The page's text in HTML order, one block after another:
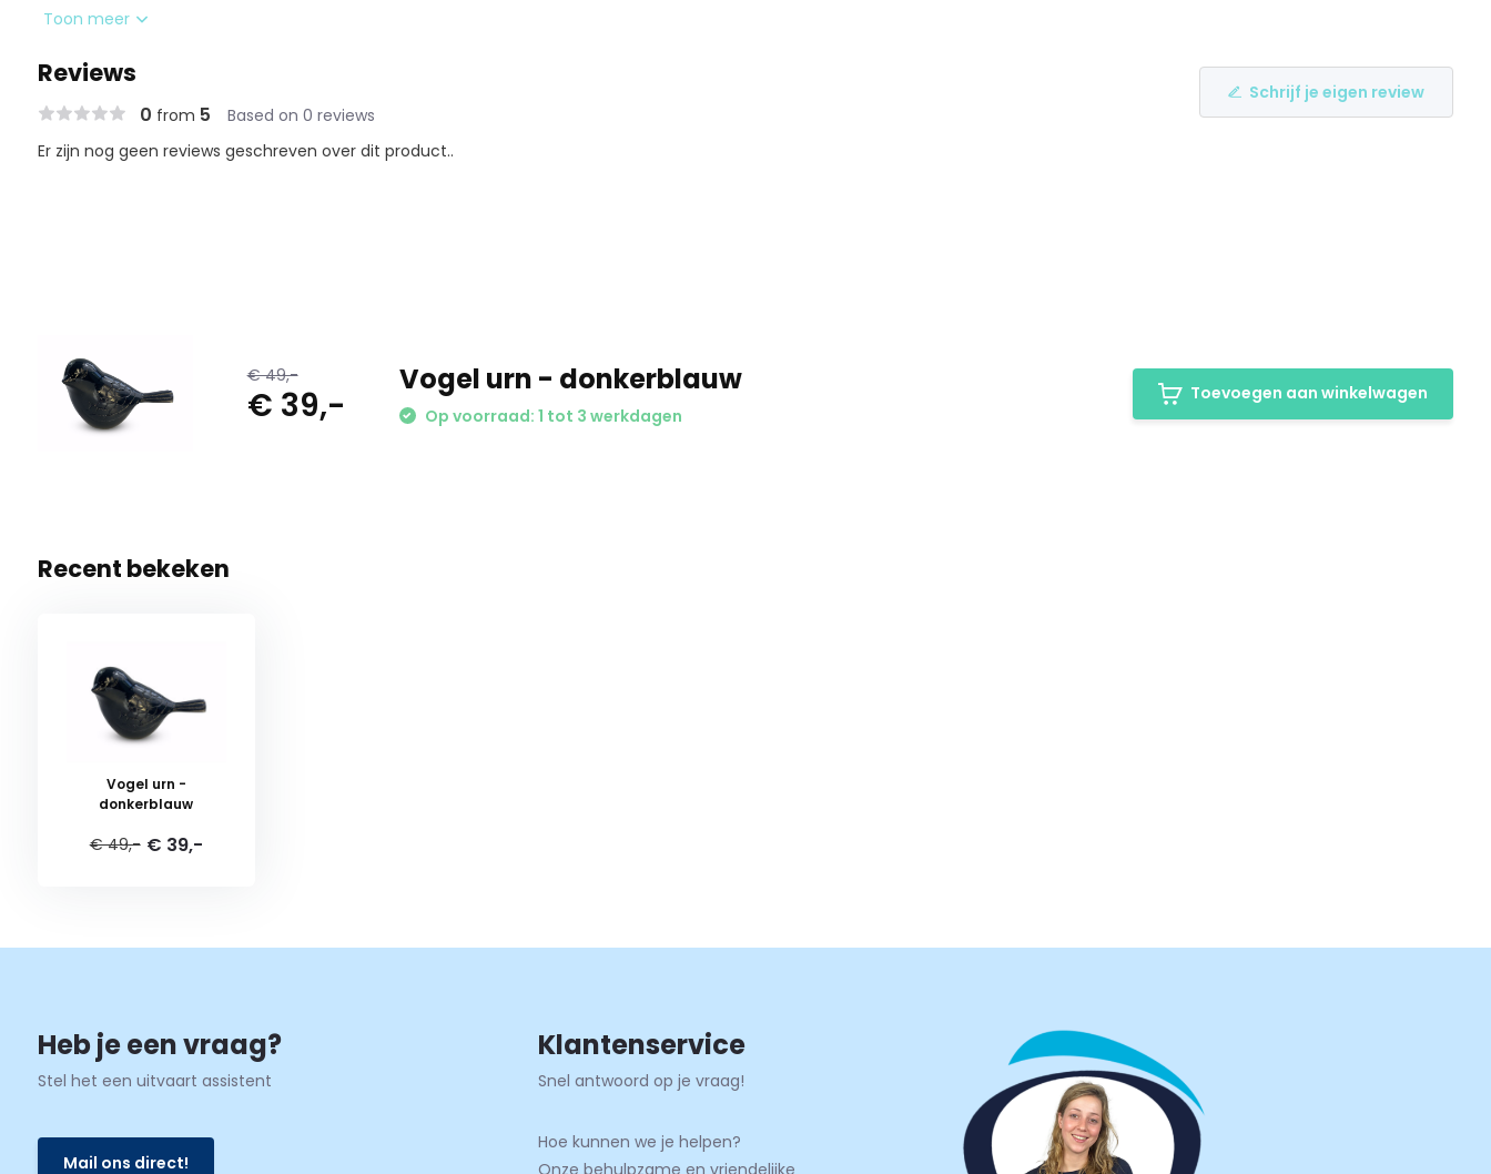
Inhoud 0,1l
Breedte 12cm
Gewicht 0,14kg
Toon meer
Reviews
0 from 5 Based on 0 reviews
Schrijf je eigen review
Er zijn nog geen reviews geschreven over dit product..
€ 49,-
€ 39,-
Vogel urn - donkerblauw
Op voorraad: 1 tot 3 werkdagen
Toevoegen aan winkelwagen
Recent bekeken
Vogel urn -
donkerblauw
€ 49,- € 39,-
Heb je een vraag?
Stel het een uitvaart assistent
Mail ons direct!
Klantenservice
Snel antwoord op je vraag!
Hoe kunnen we je helpen?
Onze behulpzame en vriendelijke